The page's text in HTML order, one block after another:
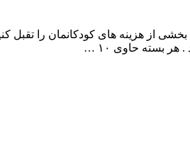
بخشی از هزینه های کودکانمان را